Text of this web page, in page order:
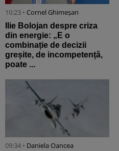
10:23 • Cornel Ghimeșan
Ilie Bolojan despre criza
din energie: „E o
combinație de decizii
greșite, de incompetență,
poate ...
09:34 • Daniela Oancea